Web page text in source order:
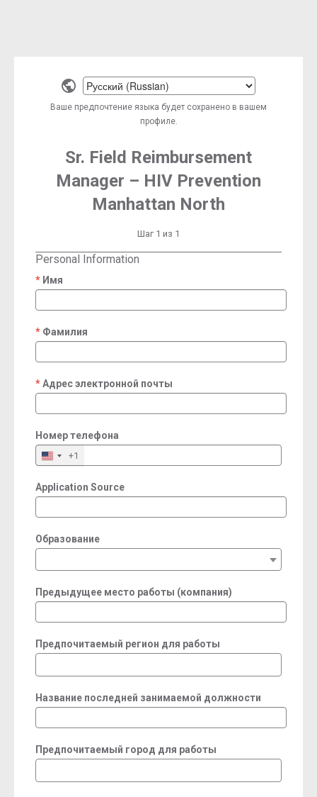
Select
a
language
Ваше предпочтение языка будет сохранено в вашем
профиле.
Sr. Field Reimbursement
Manager – HIV Prevention
Manhattan North
Шаг 1 из 1
Personal Information
Имя
required
Фамилия
required
Адрес электронной почты
required
Номер телефона
+1
Application Source
Образование
Предыдущее место работы (компания)
Предпочитаемый регион для работы
Название последней занимаемой должности
Предпочитаемый город для работы